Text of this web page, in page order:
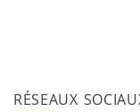
RÉSEAUX